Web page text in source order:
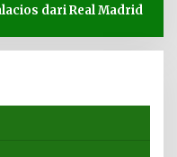
dari Real Madrid